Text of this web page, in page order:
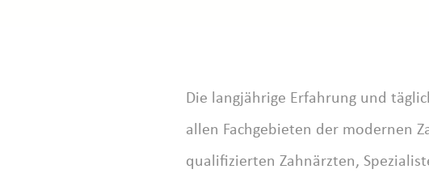
Die langjährige Erfahrung und
allen Fachgebieten der modernen
qualifizierten Zahnärzten,